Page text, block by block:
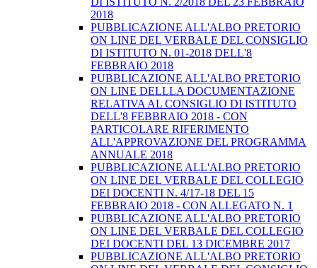
2018
PUBBLICAZIONE ALL'ALBO PRETORIO
ON LINE DEL VERBALE DEL CONSIGLIO
DI ISTITUTO N. 01-2018 DELL'8
FEBBRAIO 2018
PUBBLICAZIONE ALL'ALBO PRETORIO
ON LINE DELLLA DOCUMENTAZIONE
RELATIVA AL CONSIGLIO DI ISTITUTO
DELL'8 FEBBRAIO 2018 - CON
PARTICOLARE RIFERIMENTO
ALL'APPROVAZIONE DEL PROGRAMMA
ANNUALE 2018
PUBBLICAZIONE ALL'ALBO PRETORIO
ON LINE DEL VERBALE DEL COLLEGIO
DEI DOCENTI N. 4/17-18 DEL 15
FEBBRAIO 2018 - CON ALLEGATO N. 1
PUBBLICAZIONE ALL'ALBO PRETORIO
ON LINE DEL VERBALE DEL COLLEGIO
DEI DOCENTI DEL 13 DICEMBRE 2017
PUBBLICAZIONE ALL'ALBO PRETORIO